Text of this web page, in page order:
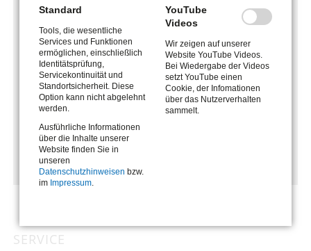
WWW.ARBEITSAGENTUR.DE
Weisungen und Wissensdatenbankbeiträge der
Bundesagentur für Arbeit:
WEISUNGSSAMMLUNGEN
Navigation
SERVICE
Standard
Tools, die wesentliche
Services und Funktionen
ermöglichen, einschließlich
Identitätsprüfung,
Servicekontinuität und
Standortsicherheit. Diese
Option kann nicht abgelehnt
werden.
Ausführliche Informationen
über die Inhalte unserer
Website finden Sie in
unseren
Datenschutzhinweisen bzw.
im Impressum.
YouTube
Videos
Wir zeigen auf unserer
Website YouTube Videos.
Bei Wiedergabe der Videos
setzt YouTube einen
Cookie, der Infomationen
über das Nutzerverhalten
sammelt.